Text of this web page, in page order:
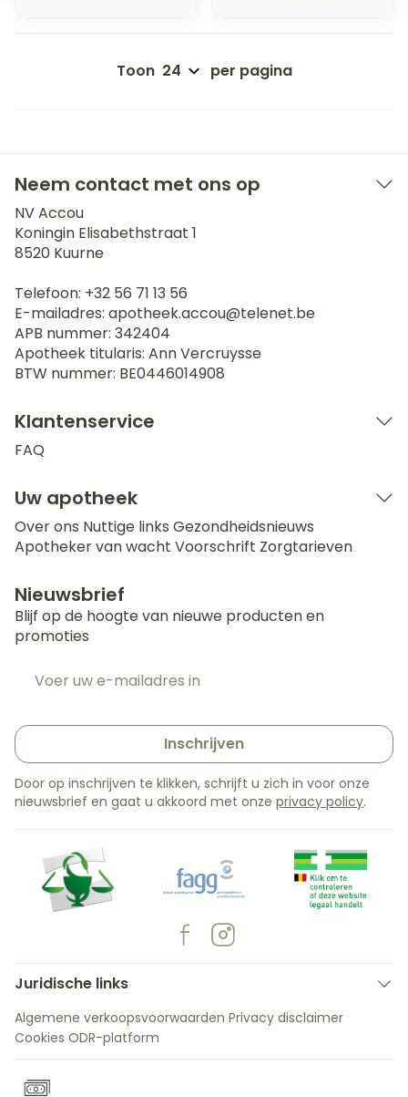
Toon per pagina
Neem contact met ons op
NV Accou
Koningin Elisabethstraat 1
8520 Kuurne
Telefoon: +32 56 71 13 56
E-mailadres: apotheek.accou@telenet.be
APB nummer: 342404
Apotheek titularis: Ann Vercruysse
BTW nummer: BE0446014908
Klantenservice
FAQ
Uw apotheek
Over ons Nuttige links Gezondheidsnieuws
Apotheker van wacht Voorschrift Zorgtarieven
Nieuwsbrief
Blijf op de hoogte van nieuwe producten en
promoties
Inschrijven
Door op inschrijven te klikken, schrijft u zich in voor onze
nieuwsbrief en gaat u akkoord met onze privacy policy.
Juridische links
Algemene verkoopsvoorwaarden Privacy disclaimer
Cookies ODR-platform